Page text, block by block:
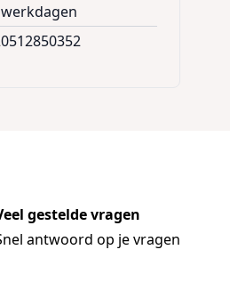
gestelde vragen
antwoord op je vragen